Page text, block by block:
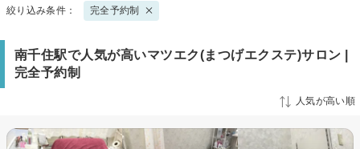
絞り込み条件： 完全予約制
南千住駅で人気が高いマツエク(まつげエクステ)サロン |
完全予約制
人気が高い順